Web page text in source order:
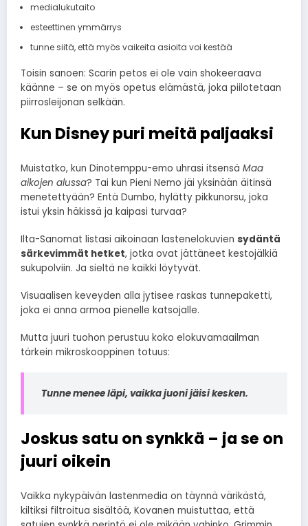
medialukutaito
esteettinen ymmärrys
tunne siitä, että myös vaikeita asioita voi kestää
Toisin sanoen: Scarin petos ei ole vain shokeeraava
käänne – se on myös opetus elämästä, joka piilotetaan
piirrosleijonan selkään.
Kun Disney puri meitä paljaaksi
Muistatko, kun Dinotemppu-emo uhrasi itsensä Maa
aikojen alussa? Tai kun Pieni Nemo jäi yksinään äitinsä
menetettyään? Entä Dumbo, hylätty pikkunorsu, joka
istui yksin häkissä ja kaipasi turvaa?
Ilta-Sanomat listasi aikoinaan lastenelokuvien sydäntä
särkevimmät hetket, jotka ovat jättäneet kestojälkiä
sukupolviin. Ja sieltä ne kaikki löytyvät.
Visuaalisen keveyden alla jytisee raskas tunnepaketti,
joka ei anna armoa pienelle katsojalle.
Mutta juuri tuohon perustuu koko elokuvamaailman
tärkein mikroskooppinen totuus:
Tunne menee läpi, vaikka juoni jäisi kesken.
Joskus satu on synkkä – ja se on
juuri oikein
Vaikka nykypäivän lastenmedia on täynnä värikästä,
kiltiksi filtroitua sisältöä, Kovanen muistuttaa, että